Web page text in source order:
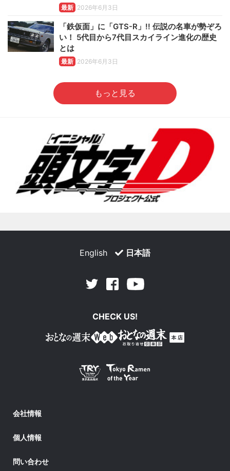
最新 2026年6月3日
「鉄仮面」に「GTS-R」!! 伝説の名車が勢ぞろ
い！ 5代目から7代目スカイライン進化の歴史
とは
最新 2026年6月3日
もっと見る
English 日本語
Twitter Facebook
CHECK US!
会社情報
個人情報
問い合わせ